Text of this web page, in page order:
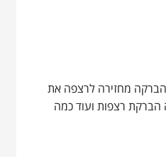
מחזירה לרצפה את
הברקת רצפות ועוד כמה